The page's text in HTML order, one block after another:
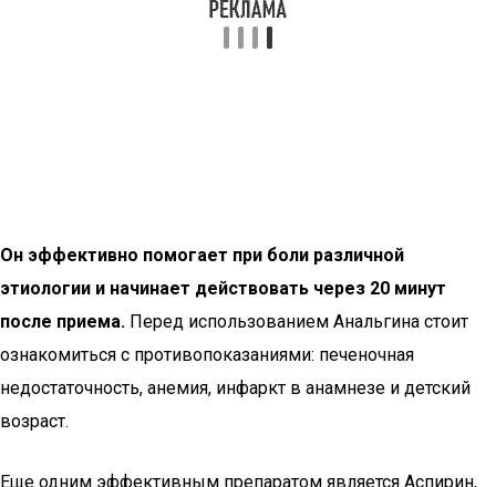
Он эффективно помогает при боли различной
этиологии и начинает действовать через 20 минут
после приема. Перед использованием Анальгина стоит
ознакомиться с противопоказаниями: печеночная
недостаточность, анемия, инфаркт в анамнезе и детский
возраст.
Еще одним эффективным препаратом является Аспирин,